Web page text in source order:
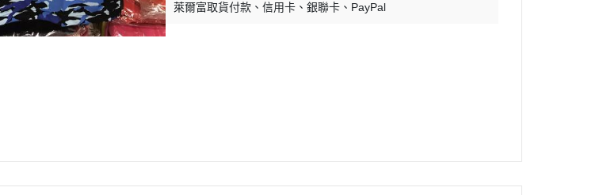
萊爾富取貨付款
信用卡 銀聯卡 PayPal